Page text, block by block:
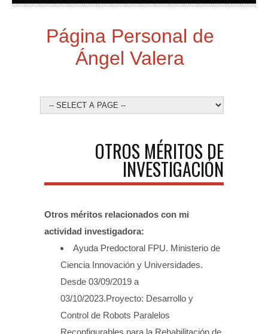
Página Personal de
Ángel Valera
OTROS MÉRITOS DE
INVESTIGACIÓN
Otros méritos relacionados con mi
actividad investigadora:
Ayuda Predoctoral FPU. Ministerio de
Ciencia Innovación y Universidades.
Desde 03/09/2019 a
03/10/2023.Proyecto: Desarrollo y
Control de Robots Paralelos
Reconfigurables para la Rehabilitación de